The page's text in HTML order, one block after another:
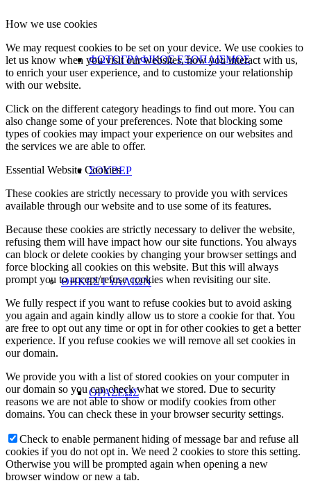
ΦΩΤΟΓΡΑΦΙΚΟΣ ΕΞΟΠΛΙΣΜΟΣ
ΣΟΥΒΕΡ
ΘΗΚΕΣ ΓΥΑΛΙΩΝ
ΟΡΑΣΕΩΣ
How we use cookies
We may request cookies to be set on your device. We use cookies to
let us know when you visit our websites, how you interact with us,
to enrich your user experience, and to customize your relationship
with our website.
Click on the different category headings to find out more. You can
also change some of your preferences. Note that blocking some
types of cookies may impact your experience on our websites and
the services we are able to offer.
Essential Website Cookies
These cookies are strictly necessary to provide you with services
available through our website and to use some of its features.
Because these cookies are strictly necessary to deliver the website,
refusing them will have impact how our site functions. You always
can block or delete cookies by changing your browser settings and
force blocking all cookies on this website. But this will always
prompt you to accept/refuse cookies when revisiting our site.
We fully respect if you want to refuse cookies but to avoid asking
you again and again kindly allow us to store a cookie for that. You
are free to opt out any time or opt in for other cookies to get a better
experience. If you refuse cookies we will remove all set cookies in
our domain.
We provide you with a list of stored cookies on your computer in
our domain so you can check what we stored. Due to security
reasons we are not able to show or modify cookies from other
domains. You can check these in your browser security settings.
Check to enable permanent hiding of message bar and refuse all
cookies if you do not opt in. We need 2 cookies to store this setting.
Otherwise you will be prompted again when opening a new
browser window or new a tab.